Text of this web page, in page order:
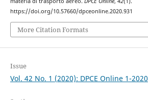
https://doi.org/10.57660/dpceonline.2020.931
More Citation Formats
Issue
Vol. 42 No. 1 (2020): DPCE Online 1-2020